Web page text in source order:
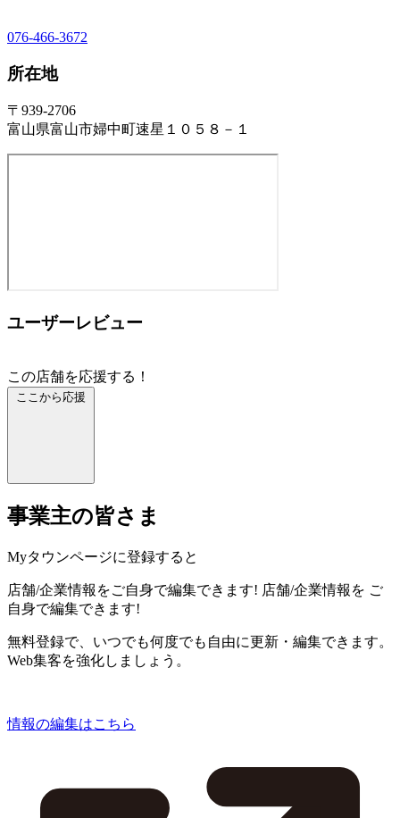
076-466-3672
所在地
〒939-2706
富山県富山市婦中町速星１０５８－１
ユーザーレビュー
この店舗を応援する！
ここから応援
事業主の皆さま
Myタウンページに登録すると
店舗/企業情報をご自身で編集できます! 店舗/企業情報を ご
自身で編集できます!
無料登録で、いつでも何度でも自由に更新・編集できます。
Web集客を強化しましょう。
情報の編集はこちら